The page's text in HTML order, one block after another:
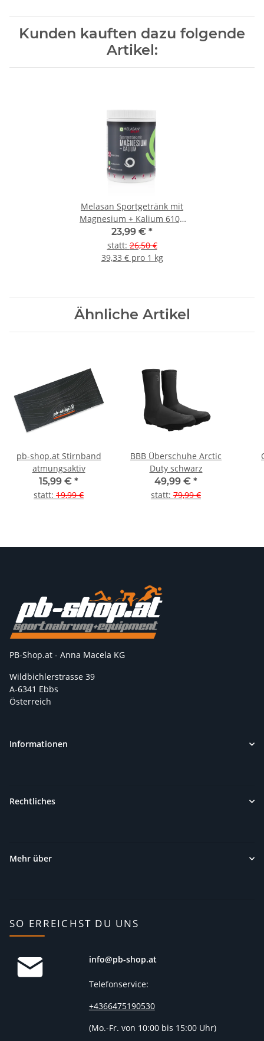
Kunden kauften dazu folgende
Artikel:
Melasan Sportgetränk mit
Magnesium + Kalium 610g
Dose Zitrone
23,99 € *
statt:26,50 €
39,33 € pro 1 kg
Ähnliche Artikel
pb-shop.at Stirnband
atmungsaktiv
15,99 € *
statt: 19,99 €
BBB Überschuhe Arctic
Duty schwarz
49,99 € *
statt: 79,99 €
PB-Shop.at - Anna Macela KG
Wildbichlerstrasse 39
A-6341 Ebbs
Österreich
Informationen
Rechtliches
Mehr über
SO ERREICHST DU UNS
info@pb-shop.at
Telefonservice:
+4366475190530
(Mo.-Fr. von 10:00 bis 15:00 Uhr)